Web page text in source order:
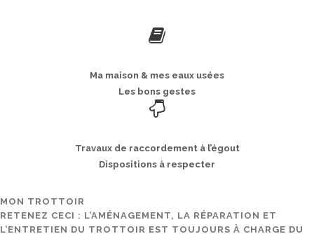
Ma maison & mes eaux usées
Les bons gestes
Travaux de raccordement à l’égout
Dispositions à respecter
MON TROTTOIR
RETENEZ CECI : L’AMÉNAGEMENT, LA RÉPARATION ET
L’ENTRETIEN DU TROTTOIR EST TOUJOURS À CHARGE DU